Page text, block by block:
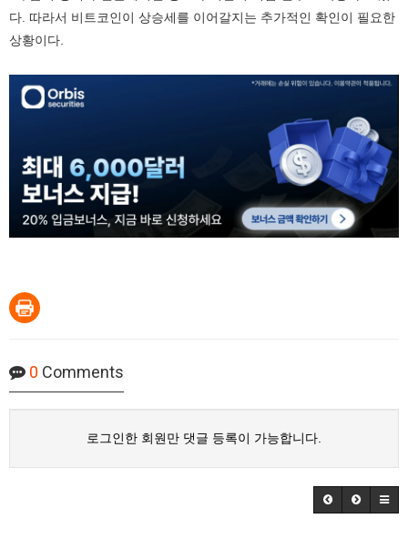
다. 따라서 비트코인이 상승세를 이어갈지는 추가적인 확인이 필요한
상황이다.
0 Comments
로그인한 회원만 댓글 등록이 가능합니다.